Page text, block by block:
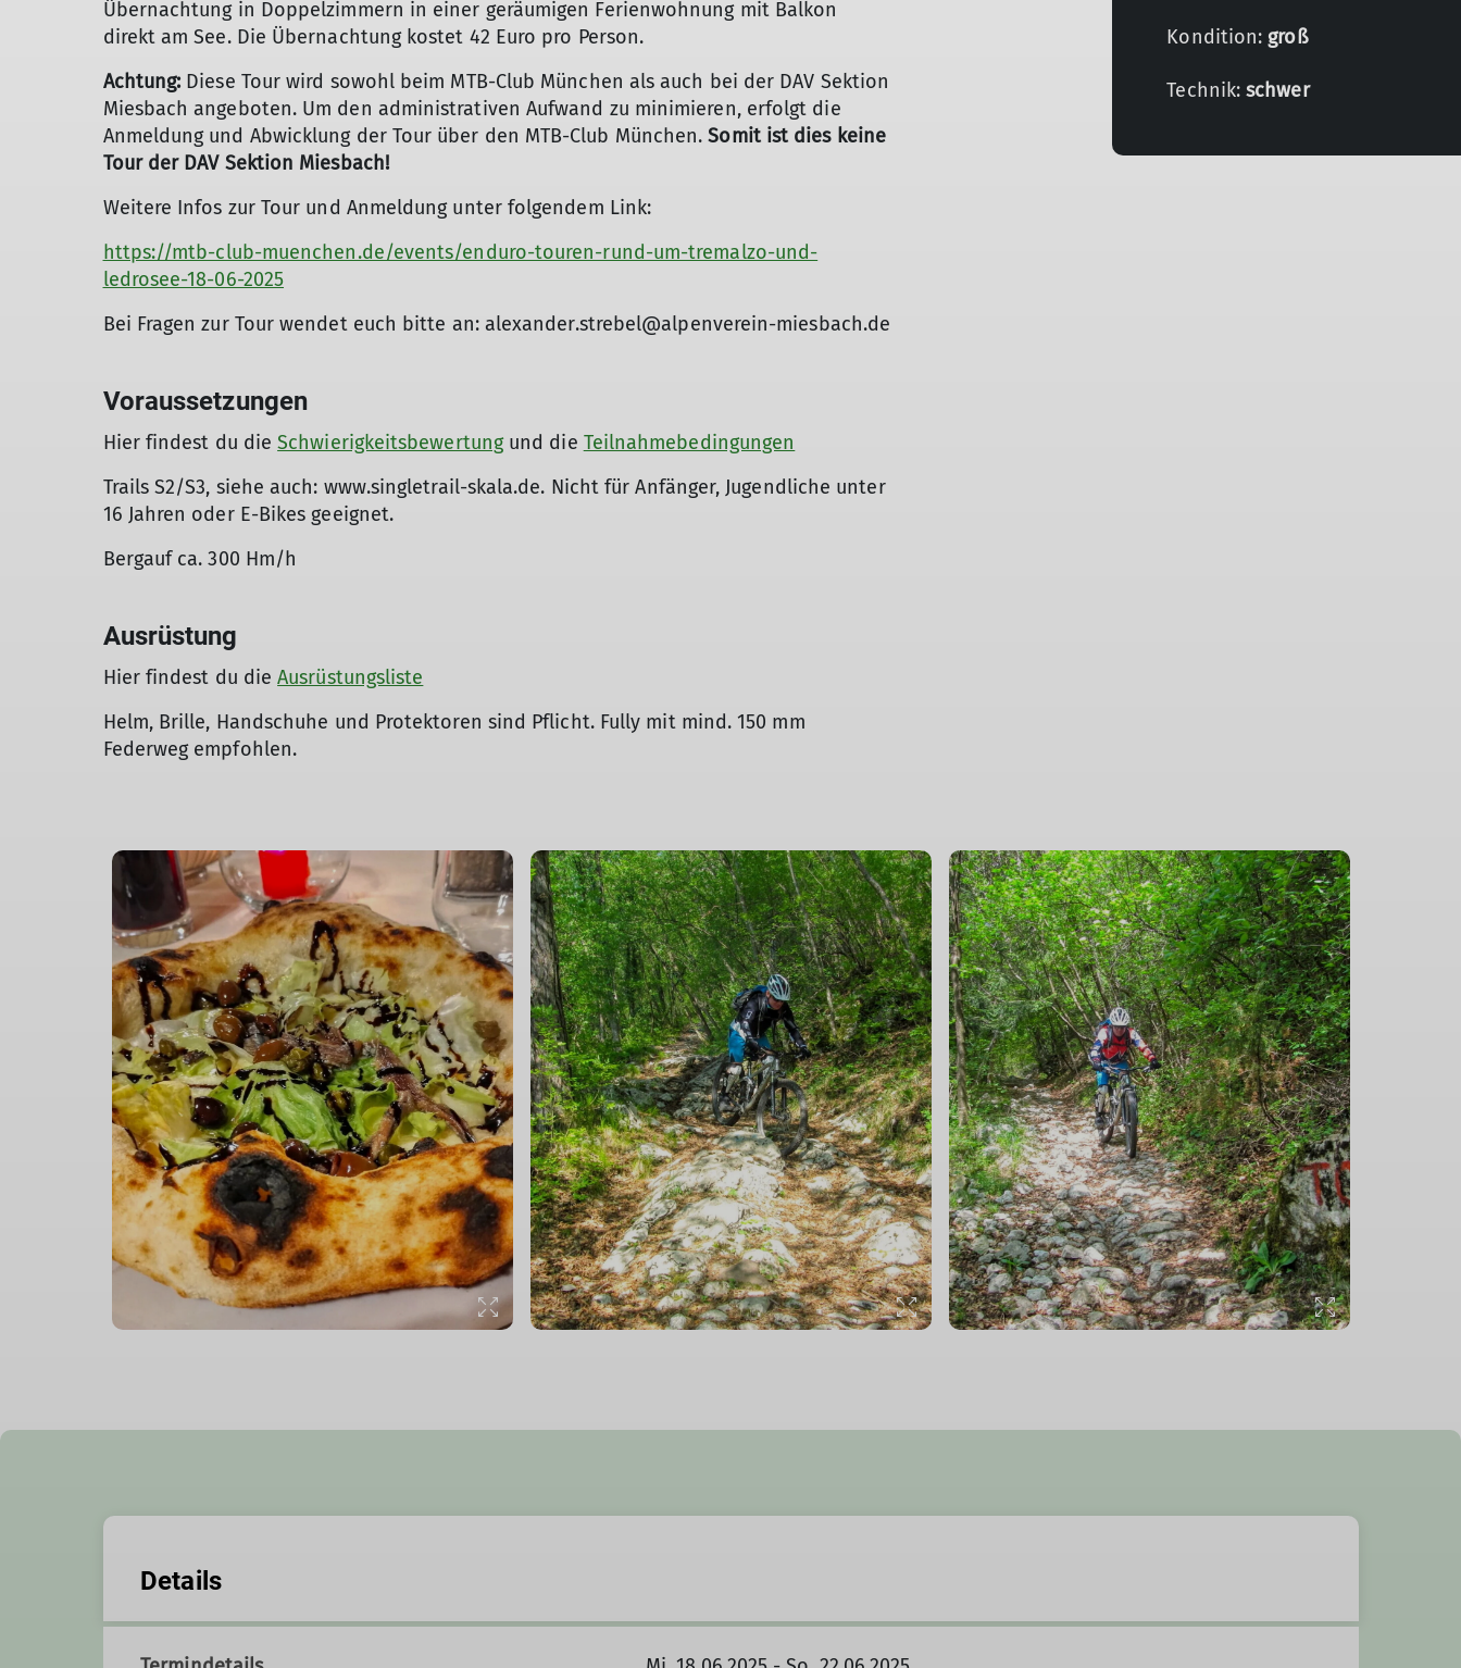
Übernachtung in Doppelzimmern in einer geräumigen Ferienwohnung mit Balkon
direkt am See. Die Übernachtung kostet 42 Euro pro Person.
Achtung: Diese Tour wird sowohl beim MTB-Club München als auch bei der DAV Sektion
Miesbach angeboten. Um den administrativen Aufwand zu minimieren, erfolgt die
Anmeldung und Abwicklung der Tour über den MTB-Club München.Somit ist dies keine
Tour der DAV Sektion Miesbach!
Weitere Infos zur Tour und Anmeldung unter folgendem Link:
https://mtb-club-muenchen.de/events/enduro-touren-rund-um-tremalzo-und-
ledrosee-18-06-2025
Bei Fragen zur Tour wendet euch bitte an: alexander.strebel@alpenverein-miesbach.de
Voraussetzungen
Hier findest du dieSchwierigkeitsbewertungund die Teilnahmebedingungen
Trails S2/S3, siehe auch: www.singletrail-skala.de. Nicht für Anfänger, Jugendliche unter
16 Jahren oder E-Bikes geeignet.
Bergauf ca. 300 Hm/h
Ausrüstung
Hier findest du dieAusrüstungsliste
Helm, Brille, Handschuhe und Protektoren sind Pflicht. Fully mit mind. 150 mm
Federweg empfohlen.
Kondition: groß
Technik:schwer
Details